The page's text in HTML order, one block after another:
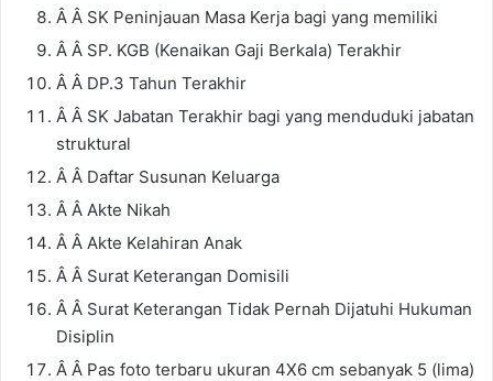
Â Â SK Peninjauan Masa Kerja bagi yang memiliki
Â Â SP. KGB (Kenaikan Gaji Berkala) Terakhir
Â Â DP.3 Tahun Terakhir
Â Â SK Jabatan Terakhir bagi yang menduduki jabatan
struktural
Â Â Daftar Susunan Keluarga
Â Â Akte Nikah
Â Â Akte Kelahiran Anak
Â Â Surat Keterangan Domisili
Â Â Surat Keterangan Tidak Pernah Dijatuhi Hukuman
Disiplin
Â Â Pas foto terbaru ukuran 4X6 cm sebanyak 5 (lima)